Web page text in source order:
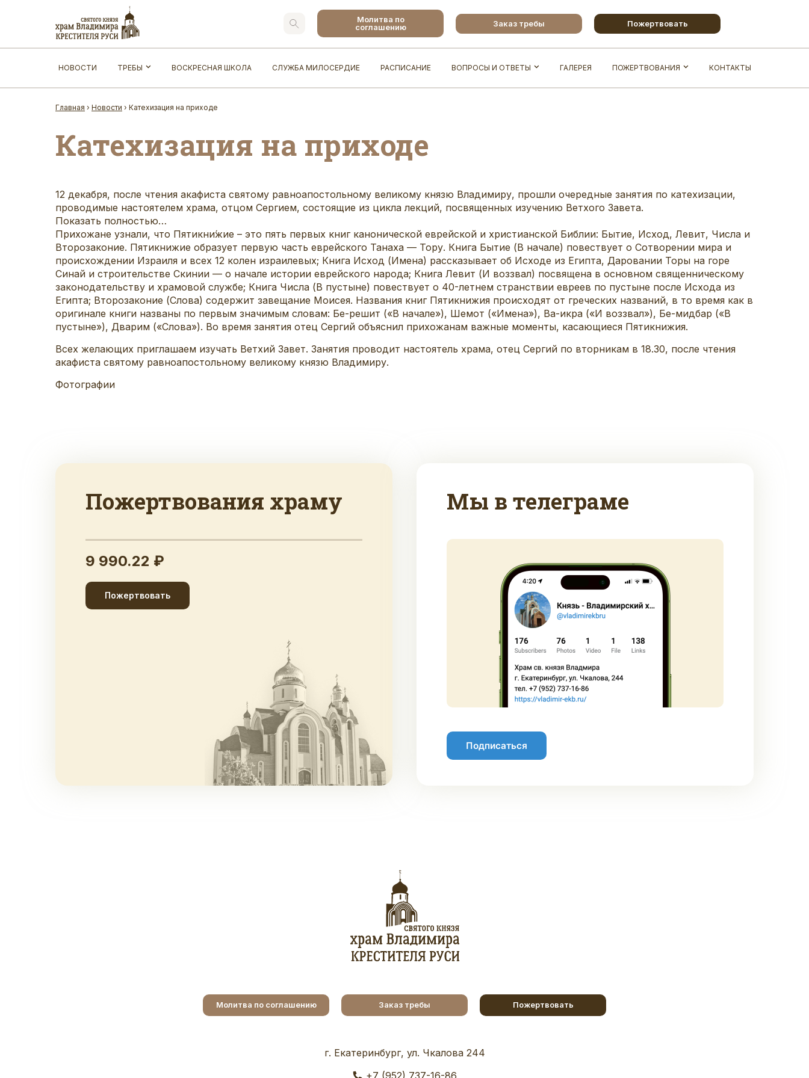
Молитва по
соглашению
Заказ требы Пожертвовать
НОВОСТИ ТРЕБЫ ВОСКРЕСНАЯ ШКОЛА СЛУЖБА МИЛОСЕРДИЕ РАСПИСАНИЕ ВОПРОСЫ И ОТВЕТЫ ГАЛЕРЕЯ ПОЖЕРТВОВАНИЯ КОНТАКТЫ
Главная › Новости › Катехизация на приходе
Катехизация на приходе
12 декабря, после чтения акафиста святому равноапостольному великому князю Владимиру, прошли очередные занятия по катехизации,
проводимые настоятелем храма, отцом Сергием, состоящие из цикла лекций, посвященных изучению Ветхого Завета.
Показать полностью…
Прихожане узнали, что Пятикни́жие – это пять первых книг канонической еврейской и христианской Библии: Бытие, Исход, Левит, Числа и
Второзаконие. Пятикнижие образует первую часть еврейского Танаха — Тору. Книга Бытие (В начале) повествует о Сотворении мира и
происхождении Израиля и всех 12 колен израилевых; Книга Исход (Имена) рассказывает об Исходе из Египта, Даровании Торы на горе
Синай и строительстве Скинии — о начале истории еврейского народа; Книга Левит (И воззвал) посвящена в основном священническому
законодательству и храмовой службе; Книга Числа (В пустыне) повествует о 40-летнем странствии евреев по пустыне после Исхода из
Египта; Второзаконие (Слова) содержит завещание Моисея. Названия книг Пятикнижия происходят от греческих названий, в то время как в
оригинале книги названы по первым значимым словам: Бе-решит («В начале»), Шемот («Имена»), Ва-икра («И воззвал»), Бе-мидбар («В
пустыне»), Дварим («Слова»). Во время занятия отец Сергий объяснил прихожанам важные моменты, касающиеся Пятикнижия.
Всех желающих приглашаем изучать Ветхий Завет. Занятия проводит настоятель храма, отец Сергий по вторникам в 18.30, после чтения
акафиста святому равноапостольному великому князю Владимиру.
Фотографии
Пожертвования храму
9 990.22 ₽
Пожертвовать
Мы в телеграме
Подписаться
Молитва по соглашению Заказ требы Пожертвовать
г. Екатеринбург, ул. Чкалова 244
+7 (952) 737-16-86